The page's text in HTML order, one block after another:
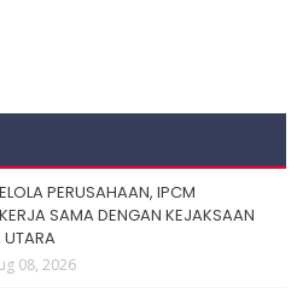
PERUSAHAAN, IPCM
SAMA DENGAN KEJAKSAAN
UTARA
08, 2026